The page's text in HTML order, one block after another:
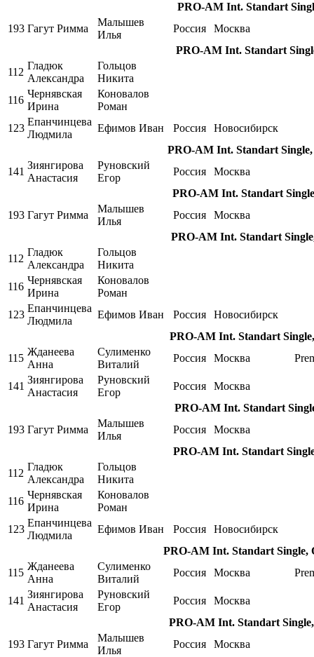
PRO-AM Int. Standart
193 Гагут Римма
Малышев
Илья
Россия
Москва
PRO-AM Int. Standart
112
Гладюк
Александра
Гольцов
Никита
116
Чернявская
Ирина
Коновалов
Роман
123
Епанчинцева
Людмила
Ефимов Иван Россия
Новосибирск
PRO-AM Int. Standart
141
Зиянгирова
Анастасия
Руновский
Егор
Россия
Москва
PRO-AM Int. Standart
193 Гагут Римма
Малышев
Илья
Россия
Москва
PRO-AM Int. Standart
112
Гладюк
Александра
Гольцов
Никита
116
Чернявская
Ирина
Коновалов
Роман
123
Епанчинцева
Людмила
Ефимов Иван Россия
Новосибирск
PRO-AM Int. Standart
115
Жданеева
Анна
Сулименко
Виталий
Россия Москва
141
Зиянгирова
Анастасия
Руновский
Егор
Россия
Москва
PRO-AM Int. Standart
193 Гагут Римма
Малышев
Илья
Россия
Москва
PRO-AM Int. Standart
112
Гладюк
Александра
Гольцов
Никита
116
Чернявская
Ирина
Коновалов
Роман
123
Епанчинцева
Людмила
Ефимов Иван Россия
Новосибирск
PRO-AM Int. Standart Single,
115
Жданеева
Анна
Сулименко
Виталий
Россия Москва
141
Зиянгирова
Анастасия
Руновский
Егор
Россия
Москва
PRO-AM Int. Standart
193 Гагут Римма
Малышев
Илья
Россия
Москва